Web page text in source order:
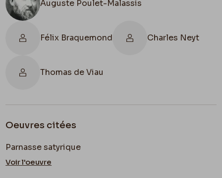
Auguste Poulet-Malassis
Félix Braquemond Charles Neyt
Thomas de Viau
Oeuvres citées
Parnasse satyrique
Voir l'oeuvre